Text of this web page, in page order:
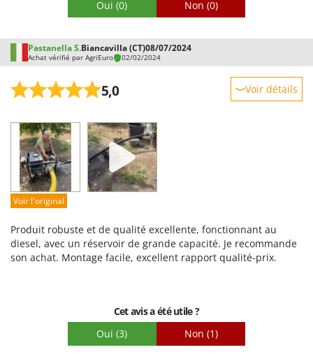
Oui (0) Non (0)
Pastanella S.Biancavilla (CT)08/07/2024
Achat vérifié par AgriEuro 02/02/2024
5,0 Voir détails
Prestations
Facilité d'utilisation
Qualité / Prix
Facilité de montage
Voir l'original
Produit robuste et de qualité excellente, fonctionnant au
diesel, avec un réservoir de grande capacité. Je recommande
son achat. Montage facile, excellent rapport qualité-prix.
Cet avis a été utile ?
Oui (3) Non (1)